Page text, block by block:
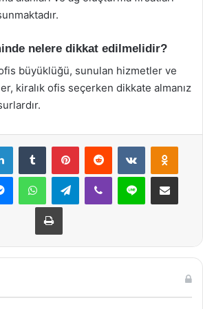
nelere dikkat edilmelidir?
büyüklüğü, sunulan hizmetler ve
kiralık ofis seçerken dikkate almanız
LinkedInTumblr PinterestReddit VKontakte
MessengerWhatsAppTelegramViber Line E-Posta ile
Yazdır